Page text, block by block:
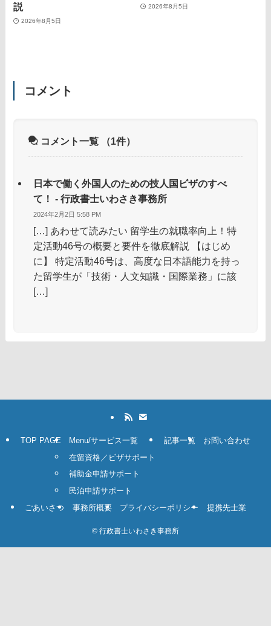
説
2026年8月5日
2026年8月5日
コメント
コメント一覧 （1件）
日本で働く外国人のための技人国ビザのすべ
て！ - 行政書士いわさき事務所
2024年2月2日 5:58 PM
[…] あわせて読みたい 留学生の就職率向上！特
定活動46号の概要と要件を徹底解説 【はじめ
に】 特定活動46号は、高度な日本語能力を持っ
た留学生が「技術・人文知識・国際業務」に該
[…]
TOP PAGE
Menu/サービス一覧
在留資格／ビザサポート
補助金申請サポート
民泊申請サポート
記事一覧 お問い合わせ
ごあいさつ 事務所概要 プライバシーポリシー 提携先士業
© 行政書士いわさき事務所